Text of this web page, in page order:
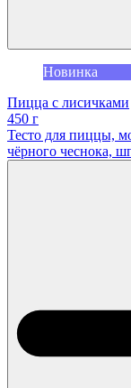
Новинка
Пицца с лисичками
450 г
Тесто для пиццы,
чёрного чеснока,